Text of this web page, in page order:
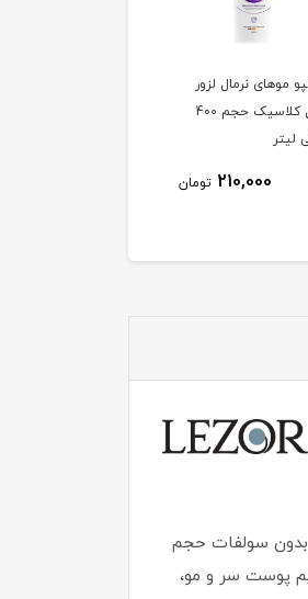
موهای نرمال لزور
مدل کلاسیک حجم 400
لیتر
210,000 تومان
بدون سولفات حجم
پوست سر و مو،